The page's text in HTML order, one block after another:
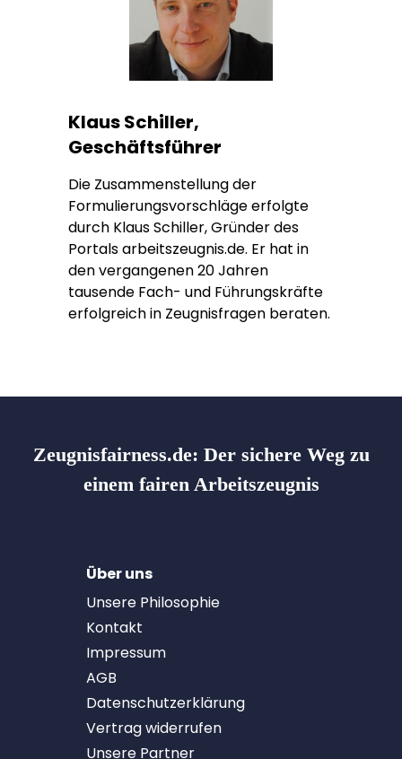
Klaus Schiller,
Geschäftsführer
Die Zusammenstellung der
Formulierungsvorschläge erfolgte
durch Klaus Schiller, Gründer des
Portals arbeitszeugnis.de. Er hat in
den vergangenen 20 Jahren
tausende Fach- und Führungskräfte
erfolgreich in Zeugnisfragen beraten.
Zeugnisfairness.de: Der sichere Weg zu
einem fairen Arbeitszeugnis
Über uns
Unsere Philosophie
Kontakt
Impressum
AGB
Datenschutzerklärung
Vertrag widerrufen
Unsere Partner